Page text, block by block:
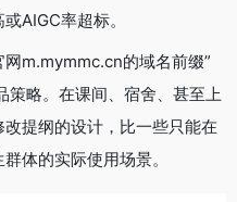
AIGC率超标。
网m.mymmc.cn的域名前缀”
策略。在课间、宿舍、甚至上
提纲的设计，比一些只能在
体的实际使用场景。